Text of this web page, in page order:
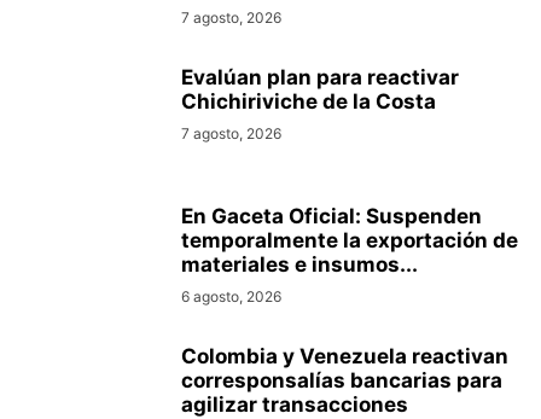
7 agosto, 2026
Evalúan plan para reactivar
Chichiriviche de la Costa
7 agosto, 2026
En Gaceta Oficial: Suspenden
temporalmente la exportación de
materiales e insumos...
6 agosto, 2026
Colombia y Venezuela reactivan
corresponsalías bancarias para
agilizar transacciones